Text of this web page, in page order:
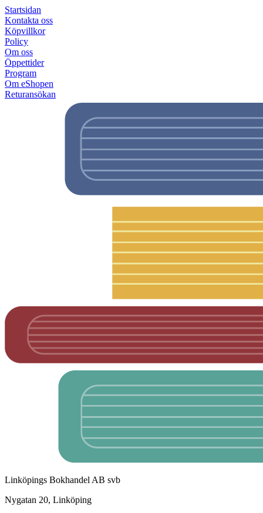
Startsidan
Kontakta oss
Köpvillkor
Policy
Om oss
Öppettider
Program
Om eShopen
Returansökan
Linköpings Bokhandel AB svb
Nygatan 20, Linköping